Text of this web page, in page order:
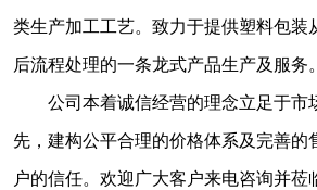
类生产加工工艺。致力于提供塑料包装
后流程处理的一条龙式产品生产及服务。
公司本着诚信经营的理念立足于市
先，建构公平合理的价格体系及完善的
户的信任。欢迎广大客户来电咨询并莅